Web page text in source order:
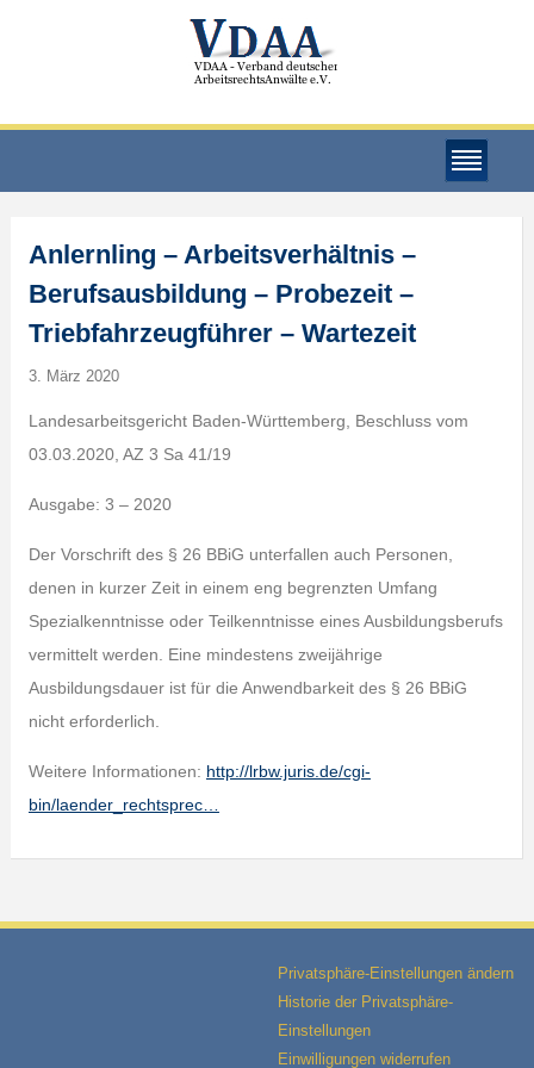
Anlernling – Arbeitsverhältnis –
Berufsausbildung – Probezeit –
Triebfahrzeugführer – Wartezeit
3. März 2020
Landesarbeitsgericht Baden-Württemberg, Beschluss vom
03.03.2020, AZ 3 Sa 41/19
Ausgabe: 3 – 2020
Der Vorschrift des § 26 BBiG unterfallen auch Personen,
denen in kurzer Zeit in einem eng begrenzten Umfang
Spezialkenntnisse oder Teilkenntnisse eines Ausbildungsberufs
vermittelt werden. Eine mindestens zweijährige
Ausbildungsdauer ist für die Anwendbarkeit des § 26 BBiG
nicht erforderlich.
Weitere Informationen: http://lrbw.juris.de/cgi-
bin/laender_rechtsprec…
Privatsphäre-Einstellungen ändern
Historie der Privatsphäre-
Einstellungen
Einwilligungen widerrufen